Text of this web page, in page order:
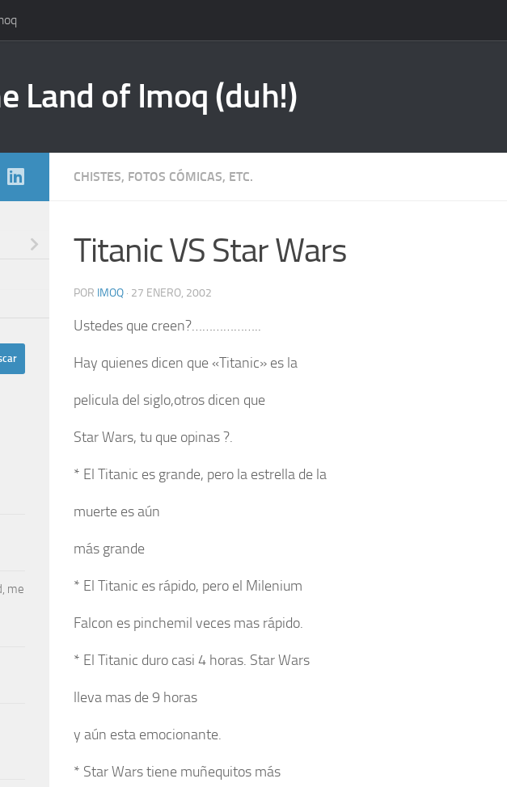
Land of Imoq (duh!)
CHISTES, FOTOS CÓMICAS, ETC.
Titanic VS Star Wars
POR IMOQ · 27 ENERO, 2002
Ustedes que creen?………………..
Hay quienes dicen que «Titanic» es la
pelicula del siglo,otros dicen que
Star Wars, tu que opinas ?.
* El Titanic es grande, pero la estrella de la
muerte es aún
más grande
* El Titanic es rápido, pero el Milenium
Falcon es pinchemil veces mas rápido.
* El Titanic duro casi 4 horas. Star Wars
lleva mas de 9 horas
y aún esta emocionante.
* Star Wars tiene muñequitos más
me